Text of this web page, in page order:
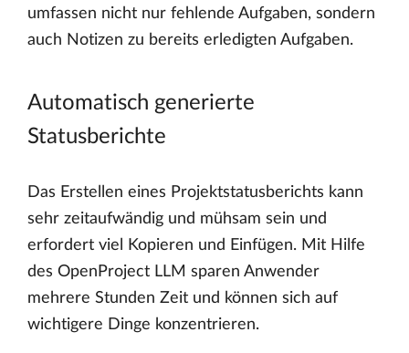
umfassen nicht nur fehlende Aufgaben, sondern
auch Notizen zu bereits erledigten Aufgaben.
Automatisch generierte
Statusberichte
Das Erstellen eines Projektstatusberichts kann
sehr zeitaufwändig und mühsam sein und
erfordert viel Kopieren und Einfügen. Mit Hilfe
des OpenProject LLM sparen Anwender
mehrere Stunden Zeit und können sich auf
wichtigere Dinge konzentrieren.